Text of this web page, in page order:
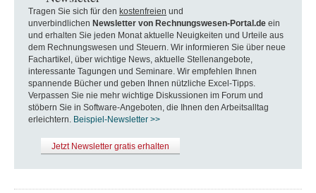
Tragen Sie sich für den kostenfreien und
unverbindlichen Newsletter von Rechnungswesen-Portal.de ein
und erhalten Sie jeden Monat aktuelle Neuigkeiten und Urteile aus
dem Rechnungswesen und Steuern. Wir informieren Sie über neue
Fachartikel, über wichtige News, aktuelle Stellenangebote,
interessante Tagungen und Seminare. Wir empfehlen Ihnen
spannende Bücher und geben Ihnen nützliche Excel-Tipps.
Verpassen Sie nie mehr wichtige Diskussionen im Forum und
stöbern Sie in Software-Angeboten, die Ihnen den Arbeitsalltag
erleichtern. Beispiel-Newsletter >>
Jetzt Newsletter gratis erhalten